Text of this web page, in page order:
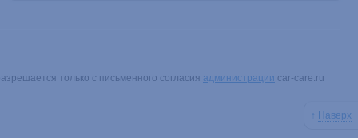
↑ Наверх
только с письменного согласия администрации car-care.ru